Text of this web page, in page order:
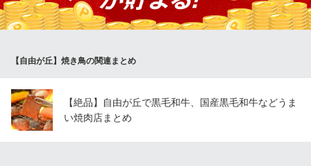
焼鳥屋 鳥貴族 都立大学駅前店
東京都目黒区平町1-27-1 B1
【自由が丘】焼き鳥の関連まとめ
【絶品】自由が丘で黒毛和牛、国産黒毛和牛などうま
い焼肉店まとめ